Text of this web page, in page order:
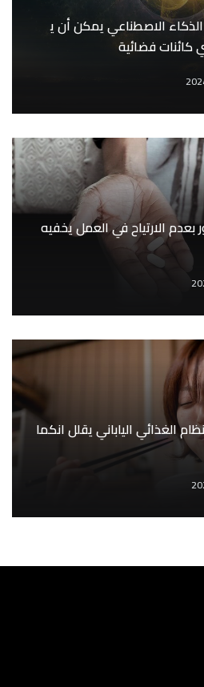
الاصطناعي يمكن أن ي
كائنات فضائية
الارتياح في العمل يخفيه
الغذائي الياباني يقلل انكما